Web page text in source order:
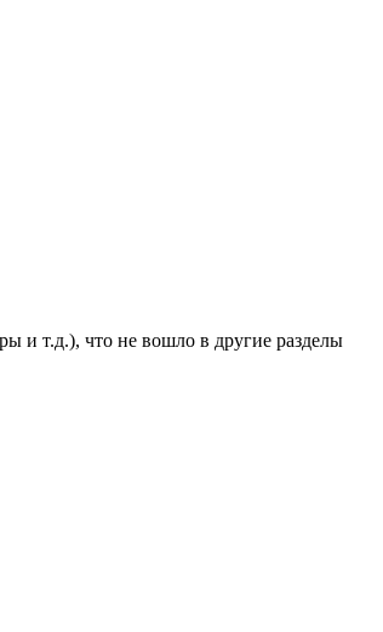
и т.д.), что не вошло в другие разделы